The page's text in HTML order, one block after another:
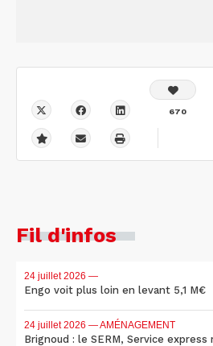
670
Fil d'infos
24 juillet 2026 —
Engo voit plus loin en levant 5,1 M€
24 juillet 2026 — AMÉNAGEMENT
Brignoud : le SERM, Service